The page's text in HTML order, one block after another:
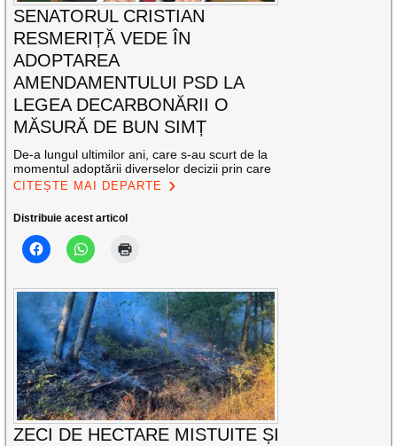
SENATORUL CRISTIAN
RESMERIȚĂ VEDE ÎN
ADOPTAREA
AMENDAMENTULUI PSD LA
LEGEA DECARBONĂRII O
MĂSURĂ DE BUN SIMȚ
De-a lungul ultimilor ani, care s-au scurt de la
momentul adoptării diverselor decizii prin care
CITEȘTE MAI DEPARTE
Distribuie acest articol
ZECI DE HECTARE MISTUITE ȘI